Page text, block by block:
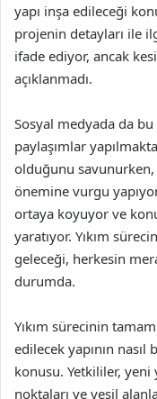
yapı inşa edileceği
projenin detayları ile
ifade ediyor, ancak
açıklanmadı.
Sosyal medyada da
paylaşımlar
olduğunu
önemine vurgu
ortaya koyuyor ve
yaratıyor. Yıkım
geleceği, herkesin
durumda.
Yıkım sürecinin
edilecek yapının
konusu. Yetkililer, yeni
noktaları ve yeşil